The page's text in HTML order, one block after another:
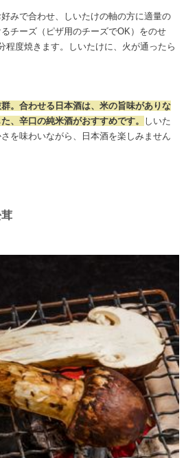
みで合わせ、しいたけの軸の方に適量の
チーズ（ピザ用のチーズでOK）をのせ
程度焼きます。しいたけに、火が通ったら
。合わせる日本酒は、米の旨味がありな
、辛口の純米酒がおすすめです。
しいた
を味わいながら、日本酒を楽しみません